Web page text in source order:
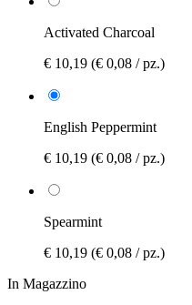
Activated Charcoal
€ 10,19 (€ 0,08 / pz.)
English Peppermint
€ 10,19 (€ 0,08 / pz.)
Spearmint
€ 10,19 (€ 0,08 / pz.)
In Magazzino